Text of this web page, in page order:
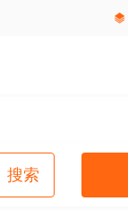
搜索